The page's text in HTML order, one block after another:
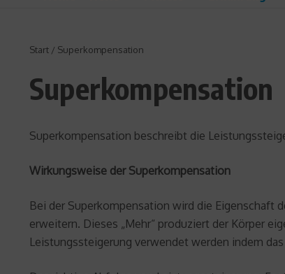
Start / Superkompensation
Superkompensation
Superkompensation beschreibt die
Wirkungsweise der Superkompensation
Bei der Superkompensation wird die Eigenschaft
erweitern. Dieses „Mehr“ produziert der Körper
Leistungssteigerung verwendet werden indem